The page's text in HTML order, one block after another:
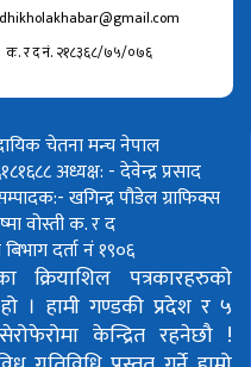
क. र द नं. २१८३६८/७५/०७६
चेतना मन्च नेपाल
अध्यक्ष: - देवेन्द्र प्रसाद
खगिन्द्र पौडेलग्राफिक्स
वोस्तीक. र द
दर्ता नं १९०६
क्रियाशिल पत्रकारहरुको
। हामी गण्डकी प्रदेश र ५
केन्द्रित रहनेछौ !